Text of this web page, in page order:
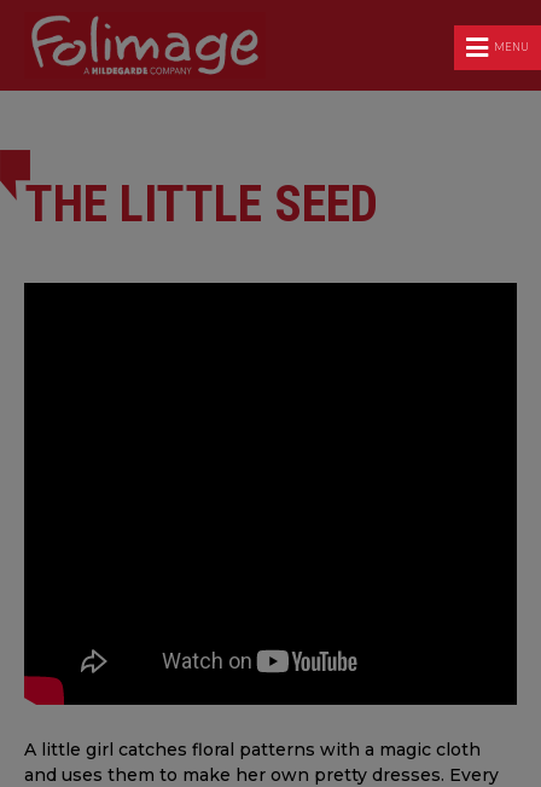
MENU
THE LITTLE SEED
A little girl catches floral patterns with a magic cloth
and uses them to make her own pretty dresses. Every